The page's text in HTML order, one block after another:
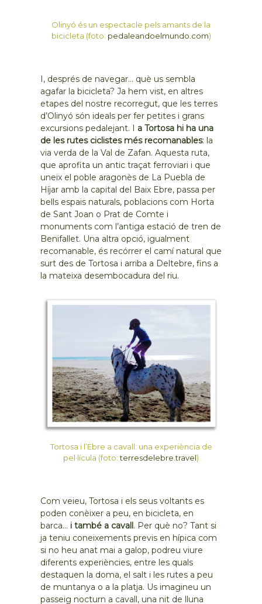
Olinyó és un espectacle pels amants de la
bicicleta (foto: pedaleandoelmundo.com)
I, després de navegar… què us sembla
agafar la bicicleta? Ja hem vist, en altres
etapes del nostre recorregut, que les terres
d’Olinyó són ideals per fer petites i grans
excursions pedalejant. I a Tortosa hi ha una
de les rutes ciclistes més recomanables: la
via verda de la Val de Zafan. Aquesta ruta,
que aprofita un antic traçat ferroviari i que
uneix el poble aragonès de La Puebla de
Híjar amb la capital del Baix Ebre, passa per
bells espais naturals, poblacions com Horta
de Sant Joan o Prat de Comte i
monuments com l’antiga estació de tren de
Benifallet. Una altra opció, igualment
recomanable, és recórrer el camí natural que
surt des de Tortosa i arriba a Deltebre, fins a
la mateixa desembocadura del riu.
Tortosa i l’Ebre a cavall: una experiència de
pel·lícula (foto:terresdelebre.travel)
Com veieu, Tortosa i els seus voltants es
poden conèixer a peu, en bicicleta, en
barca… i també a cavall . Per què no? Tant si
ja teniu coneixements previs en hípica com
si no heu anat mai a galop, podreu viure
diferents experiències, entre les quals
destaquen la doma, el salt i les rutes a peu
de muntanya o a la platja. Us imagineu un
passeig nocturn a cavall, una nit de lluna